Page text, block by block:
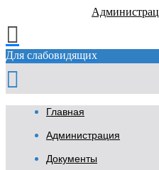
Для слабовидящих
Главная
Администрация
Документы